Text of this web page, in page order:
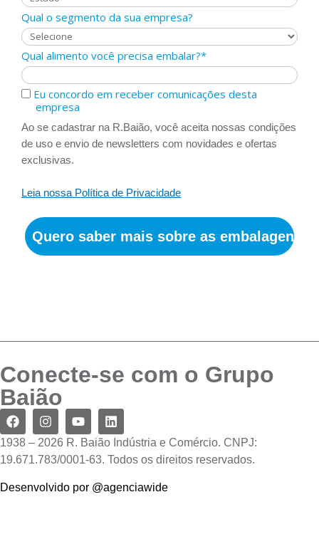
Qual o segmento da sua empresa?
Qual alimento você precisa embalar?*
Eu concordo em receber comunicações desta
empresa
Ao se cadastrar na R.Baião, você aceita nossas condições
de uso e envio de newsletters com novidades e ofertas
exclusivas.
Leia nossa Política de Privacidade
Quero saber mais sobre as embalagens!
Conecte-se com o Grupo
Baião
1938 – 2026 R. Baião Indústria e Comércio. CNPJ:
19.671.783/0001-63. Todos os direitos reservados.
Desenvolvido por @agenciawide